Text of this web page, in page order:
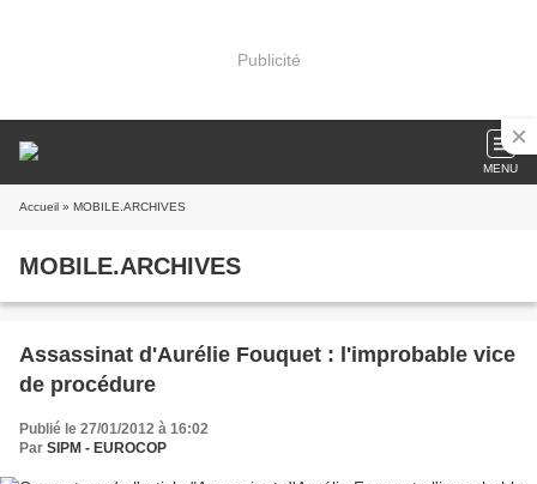
Publicité
MENU
Accueil » MOBILE.ARCHIVES
MOBILE.ARCHIVES
Assassinat d'Aurélie Fouquet : l'improbable vice
de procédure
Publié le 27/01/2012 à 16:02
Par SIPM - EUROCOP